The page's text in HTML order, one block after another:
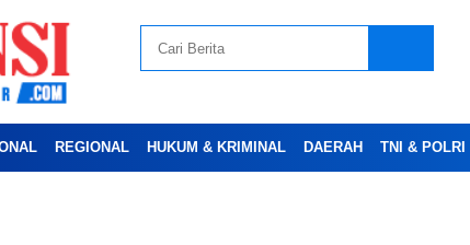
REGIONAL HUKUM & KRIMINAL DAERAH TNI & POLRI